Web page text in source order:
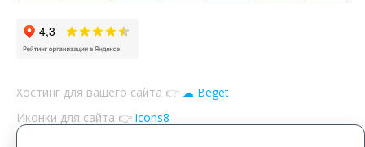
Хостинг для вашего сайта 👉 ☁ Beget
Иконки для сайта 👉 icons8